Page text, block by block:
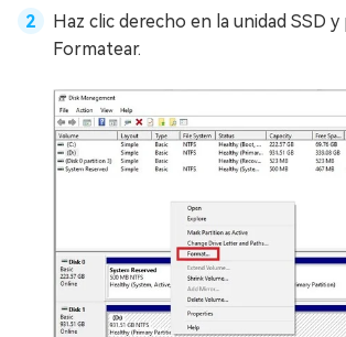
Haz clic derecho en la unidad SSD y
Formatear.